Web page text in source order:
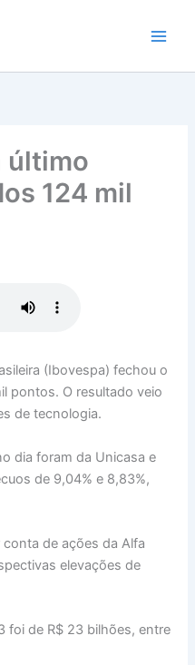
último
124 mil
(Ibovespa) fechou o
pontos. O resultado veio
de tecnologia.
dia foram da Unicasa e
de 9,04% e 8,83%,
de ações da Alfa
elevações de
foi de R$ 23 bilhões, entre